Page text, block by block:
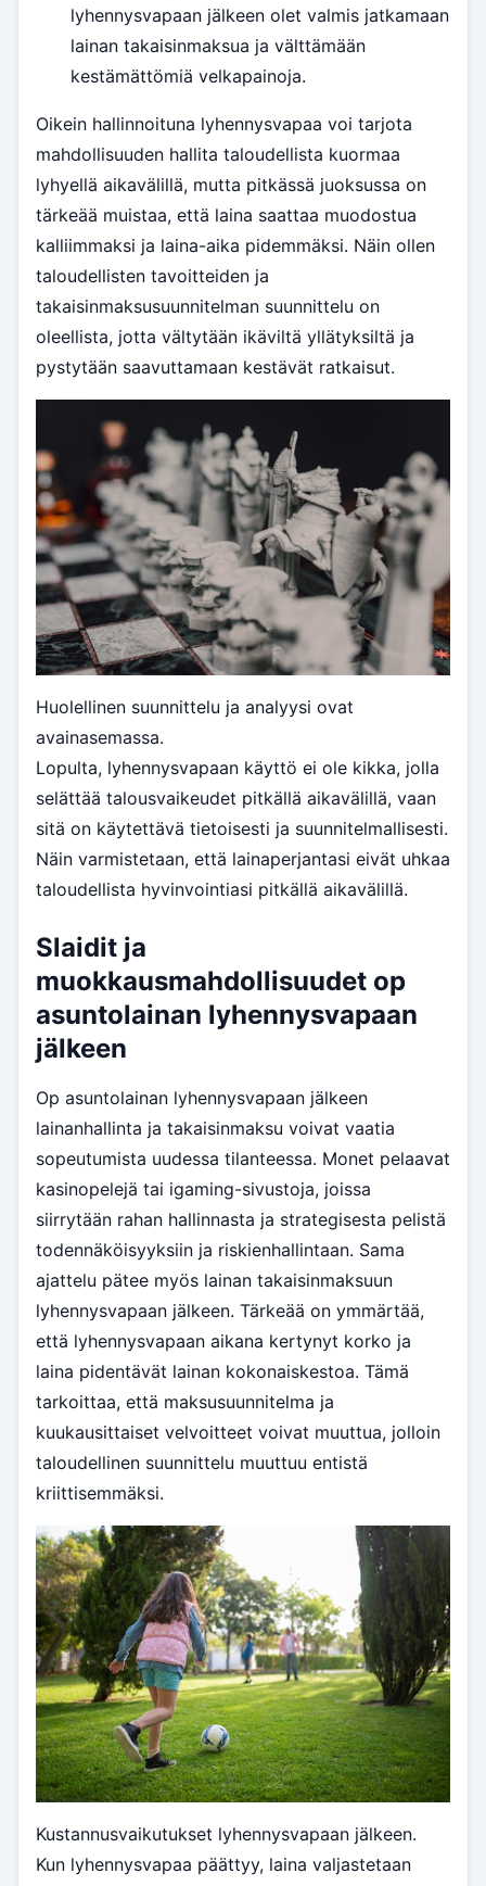
lyhennysvapaan jälkeen olet valmis jatkamaan
lainan takaisinmaksua ja välttämään
kestämättömiä velkapainoja.
Oikein hallinnoituna lyhennysvapaa voi tarjota
mahdollisuuden hallita taloudellista kuormaa
lyhyellä aikavälillä, mutta pitkässä juoksussa on
tärkeää muistaa, että laina saattaa muodostua
kalliimmaksi ja laina-aika pidemmäksi. Näin ollen
taloudellisten tavoitteiden ja
takaisinmaksusuunnitelman suunnittelu on
oleellista, jotta vältytään ikäviltä yllätyksiltä ja
pystytään saavuttamaan kestävät ratkaisut.
Huolellinen suunnittelu ja analyysi ovat
avainasemassa.
Lopulta, lyhennysvapaan käyttö ei ole kikka, jolla
selättää talousvaikeudet pitkällä aikavälillä, vaan
sitä on käytettävä tietoisesti ja suunnitelmallisesti.
Näin varmistetaan, että lainaperjantasi eivät uhkaa
taloudellista hyvinvointiasi pitkällä aikavälillä.
Slaidit ja
muokkausmahdollisuudet op
asuntolainan lyhennysvapaan
jälkeen
Op asuntolainan lyhennysvapaan jälkeen
lainanhallinta ja takaisinmaksu voivat vaatia
sopeutumista uudessa tilanteessa. Monet pelaavat
kasinopelejä tai igaming-sivustoja, joissa
siirrytään rahan hallinnasta ja strategisesta pelistä
todennäköisyyksiin ja riskienhallintaan. Sama
ajattelu pätee myös lainan takaisinmaksuun
lyhennysvapaan jälkeen. Tärkeää on ymmärtää,
että lyhennysvapaan aikana kertynyt korko ja
laina pidentävät lainan kokonaiskestoa. Tämä
tarkoittaa, että maksusuunnitelma ja
kuukausittaiset velvoitteet voivat muuttua, jolloin
taloudellinen suunnittelu muuttuu entistä
kriittisemmäksi.
Kustannusvaikutukset lyhennysvapaan jälkeen.
Kun lyhennysvapaa päättyy, laina valjastetaan